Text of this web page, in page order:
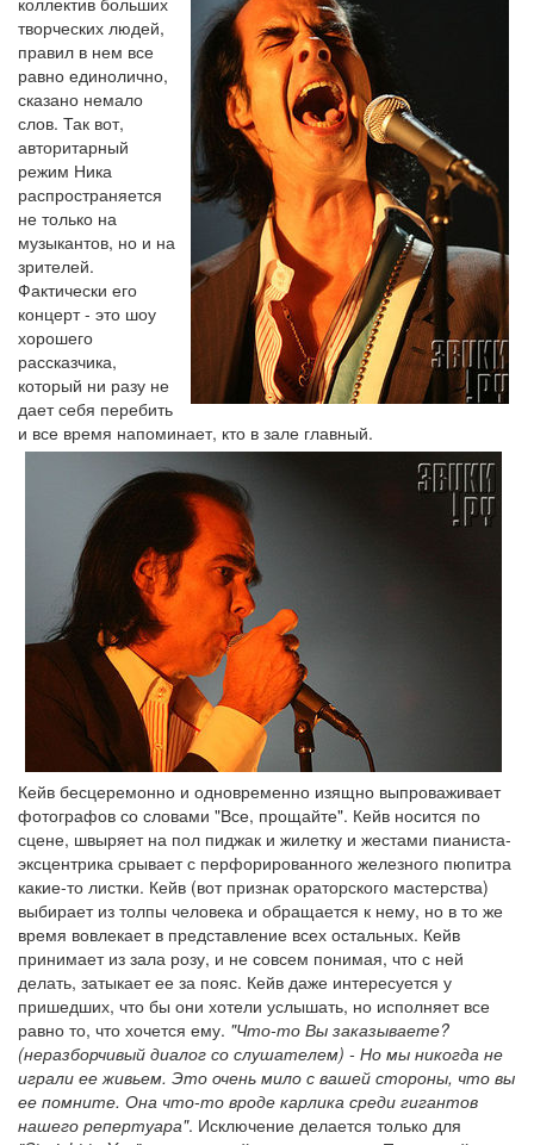
творческих людей,
правил в нем все
равно единолично,
сказано немало
слов. Так вот,
авторитарный
режим Ника
распространяется
не только на
музыкантов, но и на
зрителей.
Фактически его
концерт - это шоу
хорошего
рассказчика,
который ни разу не
дает себя перебить
и все время напоминает, кто в зале главный.
Кейв бесцеремонно и одновременно изящно выпроваживает
фотографов со словами "Все, прощайте". Кейв носится по
сцене, швыряет на пол пиджак и жилетку и жестами пианиста-
эксцентрика срывает с перфорированного железного пюпитра
какие-то листки. Кейв (вот признак ораторского мастерства)
выбирает из толпы человека и обращается к нему, но в то же
время вовлекает в представление всех остальных. Кейв
принимает из зала розу, и не совсем понимая, что с ней
делать, затыкает ее за пояс. Кейв даже интересуется у
пришедших, что бы они хотели услышать, но исполняет все
равно то, что хочется ему. "Что-то Вы заказываете?
(неразборчивый диалог со слушателем) - Но мы никогда не
играли ее живьем. Это очень мило с вашей стороны, что вы
ее помните. Она что-то вроде карлика среди гигантов
нашего репертуара". Исключение делается только для